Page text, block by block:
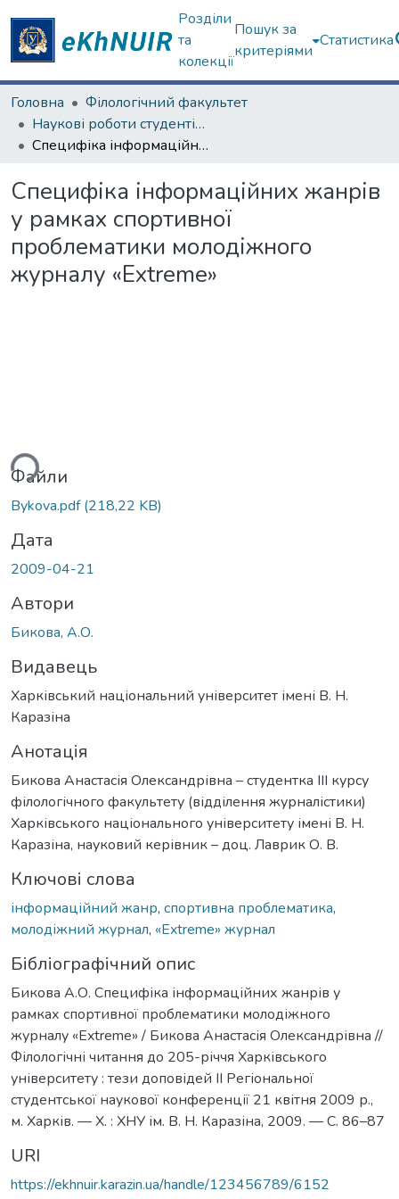
Розділи
та
колекції
Пошук за
критеріями
Статистика
Головна
Філологічний факультет
Наукові роботи студентів та аспірантів. Філологічний факультет
Специфіка інформаційних жанрів у рамках спортивної проблематики молодіжного журналу «Extreme»
Специфіка інформаційних жанрів
у рамках спортивної
проблематики молодіжного
журналу «Extreme»
Файли
Bykova.pdf(218,22 KB)
Дата
2009-04-21
Автори
Бикова, А.О.
Видавець
Харківський національний університет імені В. Н.
Каразіна
Анотація
Бикова Анастасія Олександрівна – студентка III курсу
філологічного факультету (відділення журналістики)
Харківського національного університету імені В. Н.
Каразіна, науковий керівник – доц. Лаврик О. В.
Ключові слова
інформаційний жанр, спортивна проблематика,
молодіжний журнал, «Extreme» журнал
Бібліографічний опис
Бикова А.О. Специфіка інформаційних жанрів у
рамках спортивної проблематики молодіжного
журналу «Extreme» / Бикова Анастасія Олександрівна //
Філологічні читання до 205-річчя Харківського
університету : тези доповідей ІІ Регіональної
студентської наукової конференції 21 квітня 2009 р.,
м. Харків. — Х. : ХНУ ім. В. Н. Каразіна, 2009. — С. 86–87
URI
https://ekhnuir.karazin.ua/handle/123456789/6152